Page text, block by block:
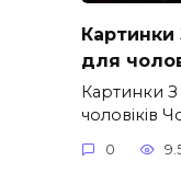
для
Картинки
чоловіків​
0